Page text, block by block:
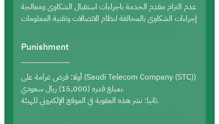
عدم التزام مقدم الخدمة باجراءات استقبال الشكاوى ومعالجة
إجراءات الشكاوى بالمخالفة لنظام الاتصالات وتقنية المعلومات
Punishment
أولا: فرض غرامة على (Saudi Telecom Company (STC))
بمبلغ قدره (15,000) ريال سعودي.
ثانيا: نشر هذه العقوبة في الموقع الإلكتروني للهيئة.